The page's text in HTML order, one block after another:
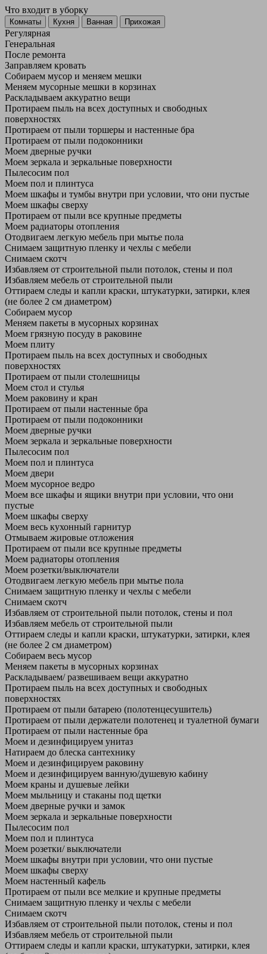
Что входит в уборку
Регу­лярная
Гене­ральная
После ремонта
Заправляем кровать
Собираем мусор и меняем мешки
Меняем мусорные мешки в корзинах
Раскладываем аккуратно вещи
Протираем пыль на всех доступных и свободных
поверхностях
Протираем от пыли торшеры и настенные бра
Протираем от пыли подоконники
Моем дверные ручки
Моем зеркала и зеркальные поверхности
Пылесосим пол
Моем пол и плинтуса
Моем шкафы и тумбы внутри при условии, что они пустые
Моем шкафы сверху
Протираем от пыли все крупные предметы
Моем радиаторы отопления
Отодвигаем легкую мебель при мытье пола
Снимаем защитную пленку и чехлы с мебели
Снимаем скотч
Избавляем от строительной пыли потолок, стены и пол
Избавляем мебель от строительной пыли
Оттираем следы и капли краски, штукатурки, затирки, клея
(не более 2 см диаметром)
Собираем мусор
Меняем пакеты в мусорных корзинах
Моем грязную посуду в раковине
Моем плиту
Протираем пыль на всех доступных и свободных
поверхностях
Протираем от пыли столешницы
Моем стол и стулья
Моем раковину и кран
Протираем от пыли настенные бра
Протираем от пыли подоконники
Моем дверные ручки
Моем зеркала и зеркальные поверхности
Пылесосим пол
Моем пол и плинтуса
Моем двери
Моем мусорное ведро
Моем все шкафы и ящики внутри при условии, что они
пустые
Моем шкафы сверху
Моем весь кухонный гарнитур
Отмываем жировые отложения
Протираем от пыли все крупные предметы
Моем радиаторы отопления
Моем розетки/выключатели
Отодвигаем легкую мебель при мытье пола
Снимаем защитную пленку и чехлы с мебели
Снимаем скотч
Избавляем от строительной пыли потолок, стены и пол
Избавляем мебель от строительной пыли
Оттираем следы и капли краски, штукатурки, затирки, клея
(не более 2 см диаметром)
Собираем весь мусор
Меняем пакеты в мусорных корзинах
Раскладываем/ развешиваем вещи аккуратно
Протираем пыль на всех доступных и свободных
поверхностях
Протираем от пыли батарею (полотенцесушитель)
Протираем от пыли держатели полотенец и туалетной бумаги
Протираем от пыли настенные бра
Моем и дезинфицируем унитаз
Натираем до блеска сантехнику
Моем и дезинфицируем раковину
Моем и дезинфицируем ванную/душевую кабину
Моем краны и душевые лейки
Моем мыльницу и стаканы под щетки
Моем дверные ручки и замок
Моем зеркала и зеркальные поверхности
Пылесосим пол
Моем пол и плинтуса
Моем розетки/ выключатели
Моем шкафы внутри при условии, что они пустые
Моем шкафы сверху
Моем настенный кафель
Протираем от пыли все мелкие и крупные предметы
Снимаем защитную пленку и чехлы с мебели
Снимаем скотч
Избавляем от строительной пыли потолок, стены и пол
Избавляем мебель от строительной пыли
Оттираем следы и капли краски, штукатурки, затирки, клея